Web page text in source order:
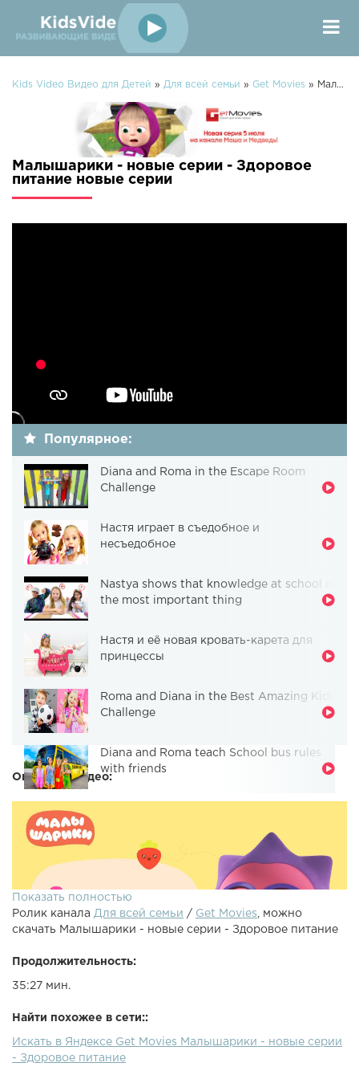
Kids Video Видео для Детей » Для всей семьи » Get Movies » Малышарики - новые серии - Здоровое питание
Малышарики - новые серии - Здоровое
питание новые серии
Популярное:
Diana and Roma in the Escape Room
Challenge
Настя играет в съедобное и
несъедобное
Nastya shows that knowledge at school is
the most important thing
Настя и её новая кровать-карета для
принцессы
Roma and Diana in the Best Amazing Kids
Challenge
Diana and Roma teach School bus rules
with friends
Описание видео:
Смотрите отличные мультики для
Мишка Малышарики Пароход Малышарики Чемпионы
Малышарики Робот Малышарики Автобус Сборник
Показать полностью
Ролик канала Для всей семьи / Get Movies , можно
скачать Малышарики - новые серии - Здоровое питание
Продолжительность:
35:27 мин.
Найти похожее в сети::
Искать в Яндексе Get Movies Малышарики - новые серии
- Здоровое питание